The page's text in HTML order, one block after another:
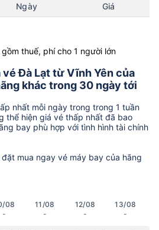
Ngày Giá
thuế, phí cho 1 người lớn
Đà Lạt từ Vĩnh Yên của
khác trong 30 ngày tới
nhất mỗi ngày trong trong 1 tuần
thể hiện giá vé thấp nhất đã bao
bay phù hợp với tình hình tài chính
mua ngay vé máy bay của hãng
08
-
11/08
-
12/08
-
13/08
-